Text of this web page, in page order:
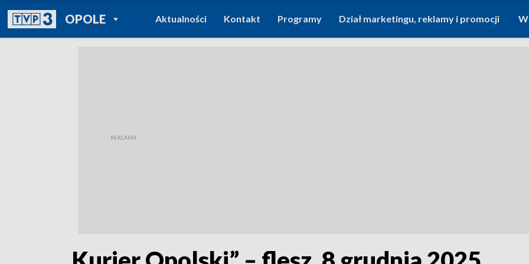
OPOLEPOWRÓT DO
TVP REGIONY
Aktualności Kontakt Programy Dział marketingu, reklamy i promocji